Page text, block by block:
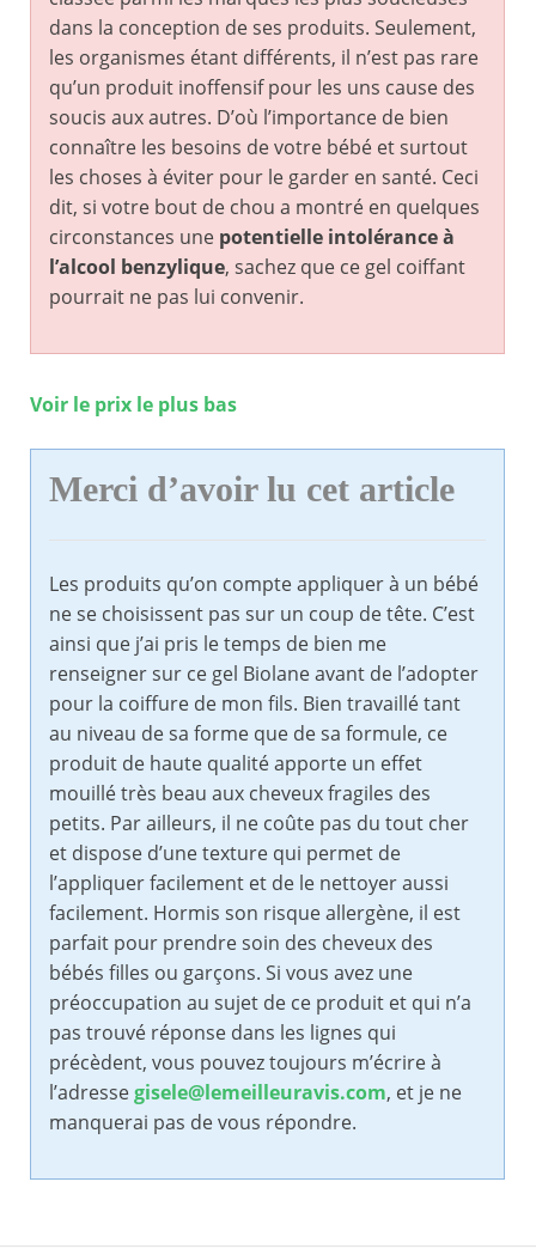
dans la conception de ses produits. Seulement,
les organismes étant différents, il n’est pas rare
qu’un produit inoffensif pour les uns cause des
soucis aux autres. D’où l’importance de bien
connaître les besoins de votre bébé et surtout
les choses à éviter pour le garder en santé. Ceci
dit, si votre bout de chou a montré en quelques
circonstances une potentielle intolérance à
l’alcool benzylique, sachez que ce gel coiffant
pourrait ne pas lui convenir.
Voir le prix le plus bas
Merci d’avoir lu cet article
Les produits qu’on compte appliquer à un bébé
ne se choisissent pas sur un coup de tête. C’est
ainsi que j’ai pris le temps de bien me
renseigner sur ce gel Biolane avant de l’adopter
pour la coiffure de mon fils. Bien travaillé tant
au niveau de sa forme que de sa formule, ce
produit de haute qualité apporte un effet
mouillé très beau aux cheveux fragiles des
petits. Par ailleurs, il ne coûte pas du tout cher
et dispose d’une texture qui permet de
l’appliquer facilement et de le nettoyer aussi
facilement. Hormis son risque allergène, il est
parfait pour prendre soin des cheveux des
bébés filles ou garçons. Si vous avez une
préoccupation au sujet de ce produit et qui n’a
pas trouvé réponse dans les lignes qui
précèdent, vous pouvez toujours m’écrire à
l’adressegisele@lemeilleuravis.com, et je ne
manquerai pas de vous répondre.